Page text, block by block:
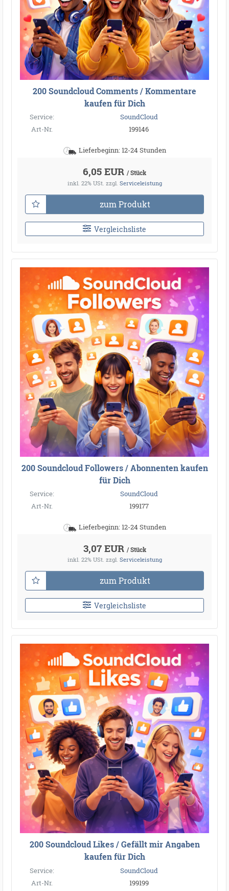
200 Soundcloud Comments / Kommentare
kaufen für Dich
Service:
SoundCloud
Art-Nr.
199146
Lieferbeginn: 12-24 Stunden
6,05 EUR / Stück
inkl. 22% USt. zzgl. Serviceleistung
zum Produkt
Vergleichsliste
200 Soundcloud Followers / Abonnenten kaufen
für Dich
Service:
SoundCloud
Art-Nr.
199177
Lieferbeginn: 12-24 Stunden
3,07 EUR / Stück
inkl. 22% USt. zzgl. Serviceleistung
zum Produkt
Vergleichsliste
200 Soundcloud Likes / Gefällt mir Angaben
kaufen für Dich
Service:
SoundCloud
Art-Nr.
199199